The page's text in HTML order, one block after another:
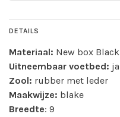
DETAILS
Materiaal: New box Black
Uitneembaar voetbed: ja
Zool: rubber met leder
Maakwijze: blake
Breedte: 9